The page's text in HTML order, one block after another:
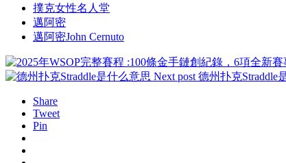
撲克女性名人堂
邁阿密
邁阿密John Cernuto
Next post 德州扑克Straddle
Share
Tweet
Pin